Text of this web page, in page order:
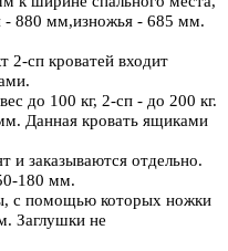
- 880 мм,изножья - 685 мм.
2-сп кроватей входит
до 100 кг, 2-сп - до 200 кг.
Данная кровать ящиками
и заказываются отдельно.
180 мм.
с помощью которых ножки
Заглушки не